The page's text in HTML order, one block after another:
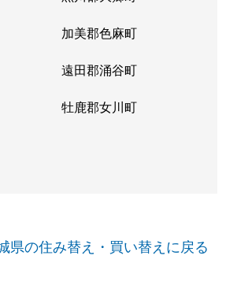
加美郡色麻町
遠田郡涌谷町
牡鹿郡女川町
県の住み替え・買い替えに戻る